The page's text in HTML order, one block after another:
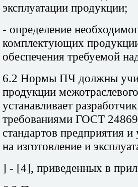
эксплуатации продукции;
- определение
комплектующих
обеспечения требуемой
6.2 Нормы ПЧ должны
продукции
устанавливает
требованиями ГОСТ
стандартов предприятия
на изготовление и
] - [4], приведенных в